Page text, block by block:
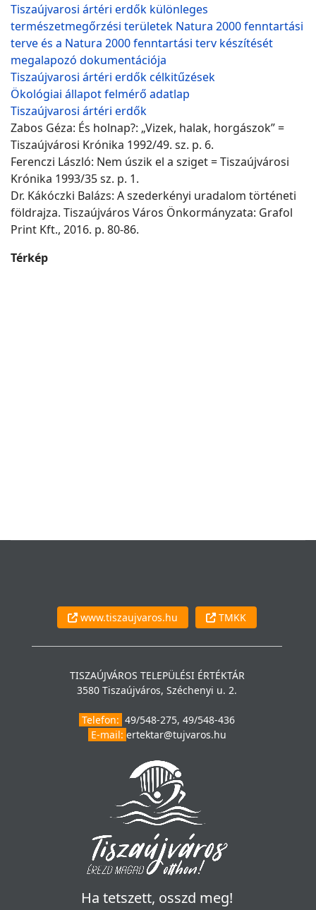
Tiszaújvarosi ártéri erdők különleges
természetmegőrzési területek Natura 2000 fenntartási
terve és a Natura 2000 fenntartási terv készítését
megalapozó dokumentációja
Tiszaújvarosi ártéri erdők célkitűzések
Ökológiai állapot felmérő adatlap
Tiszaújvarosi ártéri erdők
Zabos Géza: És holnap?: „Vizek, halak, horgászok” =
Tiszaújvárosi Krónika 1992/49. sz. p. 6.
Ferenczi László: Nem úszik el a sziget = Tiszaújvárosi
Krónika 1993/35 sz. p. 1.
Dr. Kákóczki Balázs: A szederkényi uradalom történeti
földrajza. Tiszaújváros Város Önkormányzata: Grafol
Print Kft., 2016. p. 80-86.
Térkép
www.tiszaujvaros.hu TMKK
TISZAÚJVÁROS TELEPÜLÉSI ÉRTÉKTÁR
3580 Tiszaújváros, Széchenyi u. 2.
Telefon: 49/548-275, 49/548-436
E-mail: ertektar@tujvaros.hu
Ha tetszett, osszd meg!